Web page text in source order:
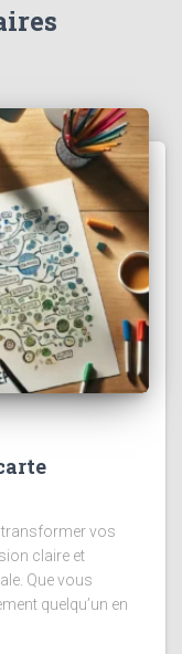
transformer vos
claire et
Que vous
quelqu’un en